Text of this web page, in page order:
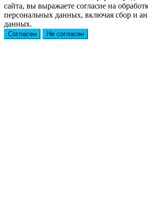
сайта, вы выражаете согласие на
персональных данных, включая сбор и
данных.
Согласен Не согласен